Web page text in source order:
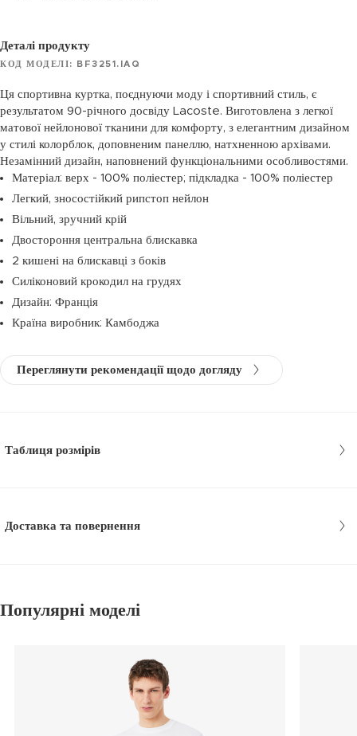
Деталі продукту
КОД МОДЕЛІ: BF3251.IAQ
Ця спортивна куртка, поєднуючи моду і спортивний стиль, є
результатом 90-річного досвіду Lacoste. Виготовлена ​​з легкої
матової нейлонової тканини для комфорту, з елегантним дизайном
у стилі колорблок, доповненим панеллю, натхненною архівами.
Незамінний дизайн, наповнений функціональними особливостями.
Матеріал: верх - 100% поліестер; підкладка - 100% поліестер
Легкий, зносостійкий рипстоп нейлон
Вільний, зручний крій
Двостороння центральна блискавка
2 кишені на блискавці з боків
Силіконовий крокодил на грудях
Дизайн: Франція
Країна виробник: Камбоджа
Переглянути рекомендації щодо догляду
Таблиця розмірів
Доставка та повернення
Популярні моделі